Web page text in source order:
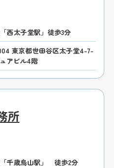
西太子堂駅」徒歩3分
東京都世田谷区太子堂4-7-
アビル4階
所
千歳烏山駅」 徒歩2分